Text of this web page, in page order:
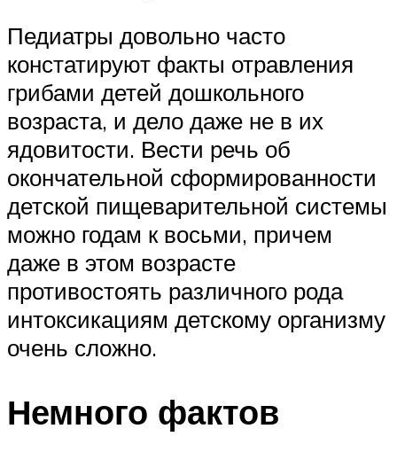
Педиатры довольно часто
констатируют факты отравления
грибами детей дошкольного
возраста, и дело даже не в их
ядовитости. Вести речь об
окончательной сформированности
детской пищеварительной системы
можно годам к восьми, причем
даже в этом возрасте
противостоять различного рода
интоксикациям детскому организму
очень сложно.
Немного фактов